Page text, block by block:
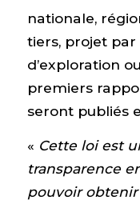
nationale,
tiers, projet
d’exploration
premiers
seront publiés
« Cette loi est
transparence
pouvoir